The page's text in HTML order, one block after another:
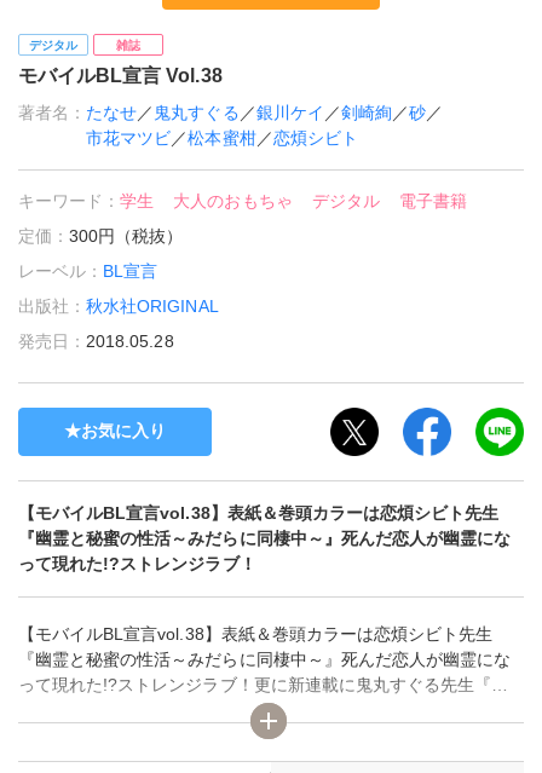
デジタル 雑誌
モバイルBL宣言 Vol.38
著者名： たなせ／ 鬼丸すぐる ／銀川ケイ ／剣崎絢 ／砂／
市花マツビ／松本蜜柑／恋煩シビト
キーワード：学生 大人のおもちゃ デジタル
電子書籍
定価：300円（税抜）
レーベル： BL宣言
出版社：秋水社ORIGINAL
発売日： 2018.05.28
お気に入り
【モバイルBL宣言vol.38】表紙＆巻頭カラーは恋煩シビト先生
『幽霊と秘蜜の性活～みだらに同棲中～』死んだ恋人が幽霊にな
って現れた!?ストレンジラブ！
【モバイルBL宣言vol.38】表紙＆巻頭カラーは恋煩シビト先生
『幽霊と秘蜜の性活～みだらに同棲中～』死んだ恋人が幽霊にな
って現れた!?ストレンジラブ！更に新連載に鬼丸すぐる先生『シ
コティッシュクラブ～性少年のから騒ぎ』、他、豪華連載は、銀
川ケイ先生『身代わりで、愛人で～御曹司に買われた俺』、剣崎
絢先生『おしかけ執事の夜伽調教』、砂先生『幼なじみの性管